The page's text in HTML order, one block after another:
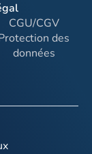
CGU/CGV
des
données